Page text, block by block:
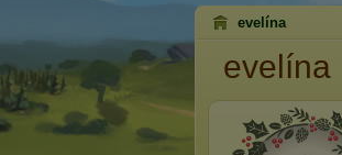
evelína
evelína